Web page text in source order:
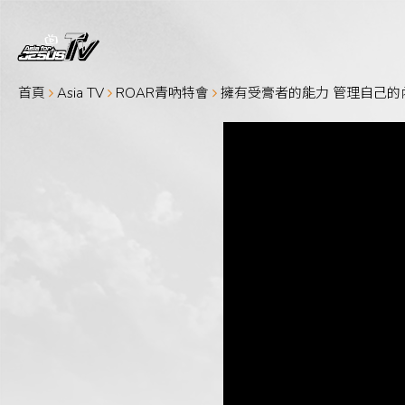
首頁 Asia TV ROAR青吶特會 擁有受膏者的能力 管理自己的